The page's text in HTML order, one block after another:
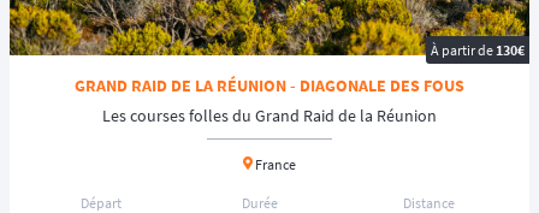
À partir de 130€
GRAND RAID DE LA RÉUNION - DIAGONALE DES FOUS
Les courses folles du Grand Raid de la Réunion
France
Départ
Durée
Distance